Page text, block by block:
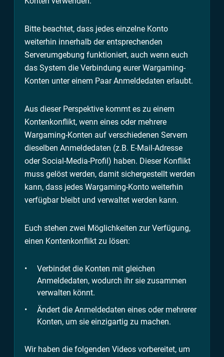
Bitte beachtet, dass jedes einzelne Konto
weiterhin innerhalb der entsprechenden
Serverumgebung funktioniert, auch wenn euch
das System die Verbindung eurer Wargaming-
Konten unter einem Paar Anmeldedaten erlaubt.
Aus dieser Perspektive kommt es zu einem
Kontenkonflikt, wenn eines oder mehrere
Wargaming-Konten auf verschiedenen Servern
dieselben Anmeldedaten (z.B. E-Mail-Adresse
oder Social-Media-Profil) haben. Dieser Konflikt
muss gelöst werden, damit sichergestellt werden
kann, dass jedes Wargaming-Konto weiterhin
verfügbar bleibt und verwaltet werden kann.
Euch stehen zwei Möglichkeiten zur Verfügung,
einen Kontenkonflikt zu lösen:
Verbindet die Konten mit gleichen
Anmeldedaten, wodurch ihr sie zusammen
verwalten könnt.
Ändert die Anmeldedaten eines oder mehrerer
Konten, um sie einzigartig zu machen.
Wir haben die folgenden Videos vorbereitet, um